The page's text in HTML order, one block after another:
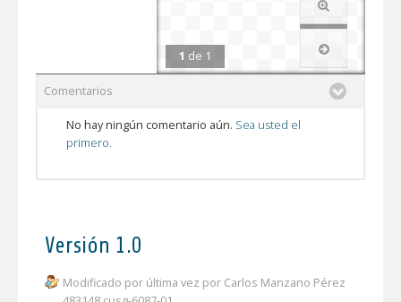
1 de 1
Comentarios
No hay ningún comentario aún. Sea usted el
primero.
Versión 1.0
Modificado por última vez por Carlos Manzano Pérez